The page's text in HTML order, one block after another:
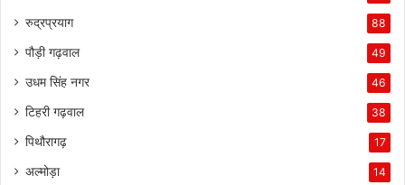
रुद्रप्रयाग 88
पौड़ी गढ़वाल 49
उधम सिंह नगर 46
टिहरी गढ़वाल 38
पिथौरागढ़ 17
अल्मोड़ा 14